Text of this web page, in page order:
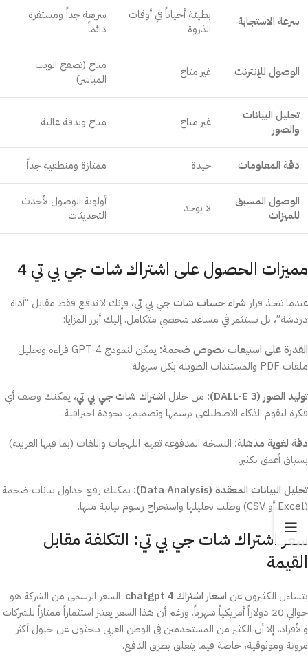
سرعة الاستجابة
بطيئة أحياناً في أوقات
الذروة
سريعة جداً ومستقرة
دائماً
الوصول للإنترنت غير متاح
متاح (تصفح الويب
المباشر)
تحليل البيانات
والصور
غير متاح متاح وبدقة عالية
دقة المعلومات جيدة ممتازة ومنطقية جداً
الوصول المسبق
للميزات
لا يوجد
أولوية الوصول لأحدث
التحديثات
مميزات الحصول على اشتراك شات جي بي تي 4
عندما تتخذ قرار شراء حساب شات جي بي تي، فإنك لا تدفع فقط مقابل “أداة
دردشة”، بل تستثمر في مساعد شخصي متكامل. إليك أبرز المزايا:
القدرة على استيعاب نصوص ضخمة:
يمكن لنموذج GPT-4 قراءة وتحليل
ملفات PDF والمستندات الطويلة بكل سهولة.
توليد الصور (DALL-E 3):
من خلال اشتراك شات جي بي تي، يمكنك وصف أي
فكرة ليقوم الذكاء الاصطناعي برسمها وتصميمها بجودة احترافية.
دقة لغوية مذهلة: النسخة المدفوعة تفهم اللهجات واللغات (بما فيها العربية)
بسياق أعمق بكثير.
تحليل البيانات المعقدة (Data Analysis):
يمكنك رفع جداول بيانات ضخمة
(Excel أو CSV) وطلب تحليلها واستخراج رسوم بيانية منها.
سعر اشتراك شات جي بي تي: التكلفة مقابل
القيمة
يتساءل الكثيرون عن اسعار اشتراك chatgpt 4
. السعر الرسمي من الشركة هو
حوالي 20 دولاراً أمريكياً شهرياً. ورغم أن هذا السعر يعتبر استثماراً ممتازاً للشركات
والأفراد، إلا أن الكثير من المستخدمين في الوطن العربي يبحثون عن حلول أكثر
مرونة وموثوقية، خاصة فيما يتعلق بطرق الدفع.